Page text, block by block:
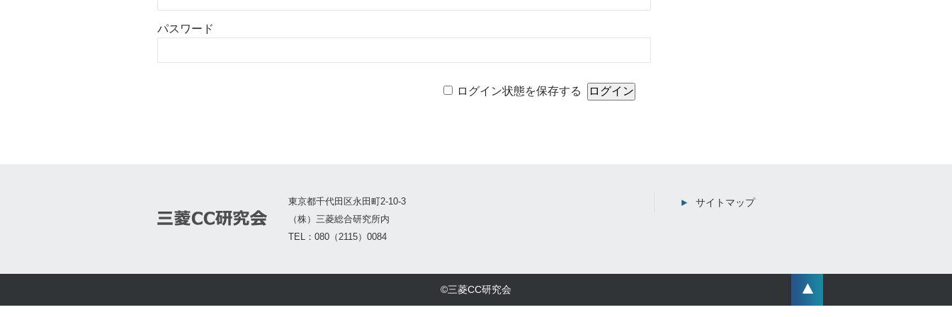
パスワード
ログイン状態を保存する
東京都千代田区永田町2-10-3
（株）三菱総合研究所内
TEL：080（2115）0084
サイトマップ
©三菱CC研究会